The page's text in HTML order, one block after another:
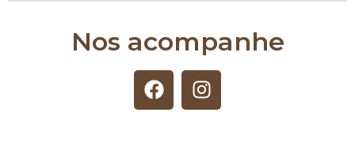
Nos acompanhe